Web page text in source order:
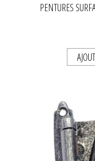
PENTURES